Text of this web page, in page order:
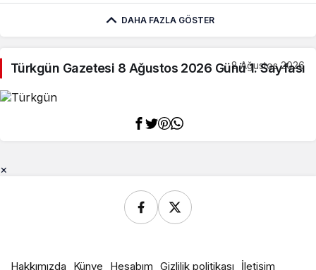
DAHA FAZLA GÖSTER
Türkgün Gazetesi 8 Ağustos 2026 Günü 1. Sayfası
8 Ağustos 2026
×
Hakkımızda Künye Hesabım Gizlilik politikası İletişim